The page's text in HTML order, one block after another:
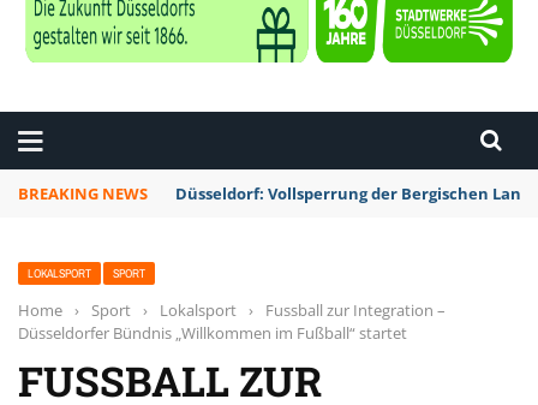
BREAKING NEWS Düsseldorf: Vollsperrung der Bergischen
LOKALSPORT SPORT
Home › Sport › Lokalsport ›
Fussball zur Integration –
Düsseldorfer Bündnis „Willkommen im Fußball“ startet
FUSSBALL ZUR